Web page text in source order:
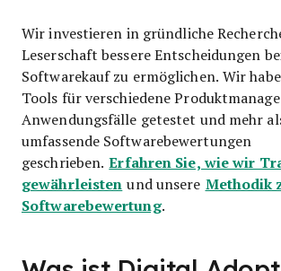
Wir investieren in gründliche
Leserschaft bessere Entscheidungen
Softwarekauf zu ermöglichen. Wir
Tools für verschiedene
Anwendungsfälle getestet und mehr
umfassende Softwarebewertungen
geschrieben.Erfahren Sie, wie wir
gewährleisten und unsere Methodik
Softwarebewertung.